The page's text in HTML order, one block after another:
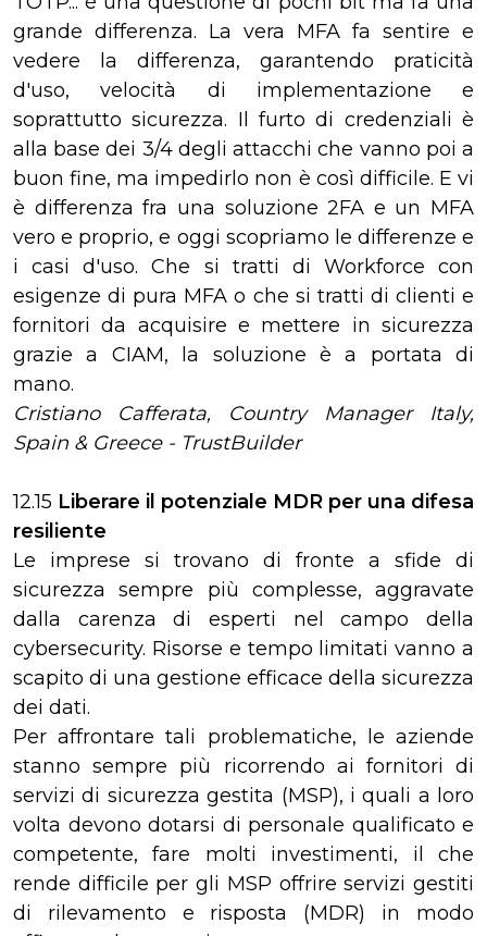
grande differenza. La vera MFA fa sentire e
vedere la differenza, garantendo praticità
d'uso, velocità di implementazione e
soprattutto sicurezza. Il furto di credenziali è
alla base dei 3/4 degli attacchi che vanno poi a
buon fine, ma impedirlo non è così difficile. E vi
è differenza fra una soluzione 2FA e un MFA
vero e proprio, e oggi scopriamo le differenze e
i casi d'uso. Che si tratti di Workforce con
esigenze di pura MFA o che si tratti di clienti e
fornitori da acquisire e mettere in sicurezza
grazie a CIAM, la soluzione è a portata di
mano.
Cristiano Cafferata, Country Manager Italy,
Spain & Greece - TrustBuilder
12.15 Liberare il potenziale MDR per una difesa
resiliente
Le imprese si trovano di fronte a sfide di
sicurezza sempre più complesse, aggravate
dalla carenza di esperti nel campo della
cybersecurity. Risorse e tempo limitati vanno a
scapito di una gestione efficace della sicurezza
dei dati.
Per affrontare tali problematiche, le aziende
stanno sempre più ricorrendo ai fornitori di
servizi di sicurezza gestita (MSP), i quali a loro
volta devono dotarsi di personale qualificato e
competente, fare molti investimenti, il che
rende difficile per gli MSP offrire servizi gestiti
di rilevamento e risposta (MDR) in modo